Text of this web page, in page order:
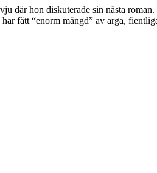
där hon diskuterade sin nästa
fått “enorm mängd” av arga,